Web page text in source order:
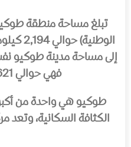
تبلغ مساحة منطقة
إلى مساحة مدينة طوكيو
فهي حوالي 621 كيلومتر مربع.
طوكيو هي واحدة من
الكثافة السكانية، وتعد